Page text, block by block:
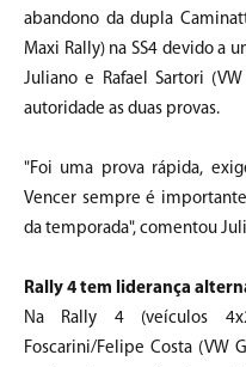
abandono da dupla
Maxi Rally) na SS4 devido a
Juliano e Rafael Sartori
autoridade as duas provas.
"Foi uma prova rápida,
Vencer sempre é
da temporada", comentou
Rally 4 tem liderança
Na Rally 4 (veículos
Foscarini/Felipe Costa (VW